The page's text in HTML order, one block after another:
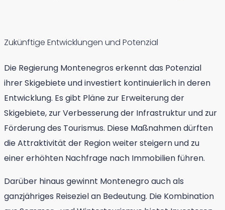
Zukünftige Entwicklungen und Potenzial
Die Regierung Montenegros erkennt das Potenzial
ihrer Skigebiete und investiert kontinuierlich in deren
Entwicklung. Es gibt Pläne zur Erweiterung der
Skigebiete, zur Verbesserung der Infrastruktur und zur
Förderung des Tourismus. Diese Maßnahmen dürften
die Attraktivität der Region weiter steigern und zu
einer erhöhten Nachfrage nach Immobilien führen.
Darüber hinaus gewinnt Montenegro auch als
ganzjähriges Reiseziel an Bedeutung. Die Kombination